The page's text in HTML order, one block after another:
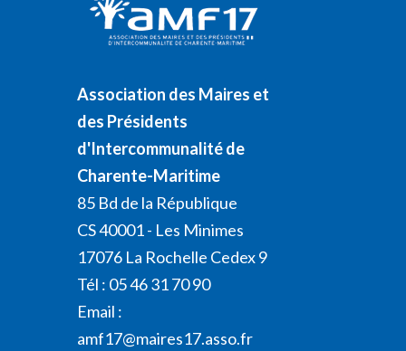
Association des Maires et
des Présidents
d'Intercommunalité de
Charente-Maritime
85 Bd de la République
CS 40001 - Les Minimes
17076 La Rochelle Cedex 9
Tél : 05 46 31 70 90
Email :
amf17@maires17.asso.fr